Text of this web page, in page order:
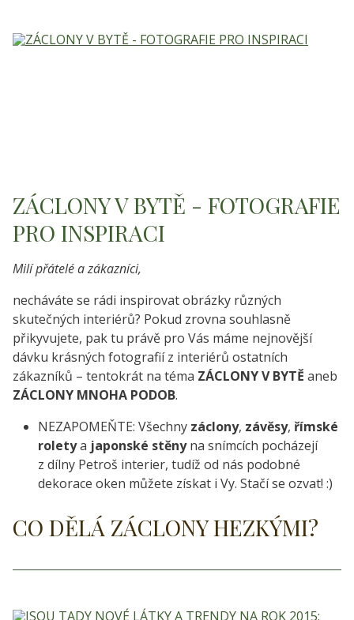
ZÁCLONY V BYTĚ - FOTOGRAFIE
PRO INSPIRACI
Milí přátelé a zákazníci,
necháváte se rádi inspirovat obrázky různých
skutečných interiérů? Pokud zrovna souhlasně
přikyvujete, pak tu právě pro Vás máme nejnovější
dávku krásných fotografií z interiérů ostatních
zákazníků – tentokrát na téma ZÁCLONY V BYTĚ aneb
ZÁCLONY MNOHA PODOB.
NEZAPOMEŇTE: Všechny záclony, závěsy, římské
roletya japonské stěnyna snímcích pocházejí
z dílny Petroš interier, tudíž od nás podobné
dekorace oken můžete získat i Vy. Stačí se ozvat! :)
CO DĚLÁ ZÁCLONY HEZKÝMI?